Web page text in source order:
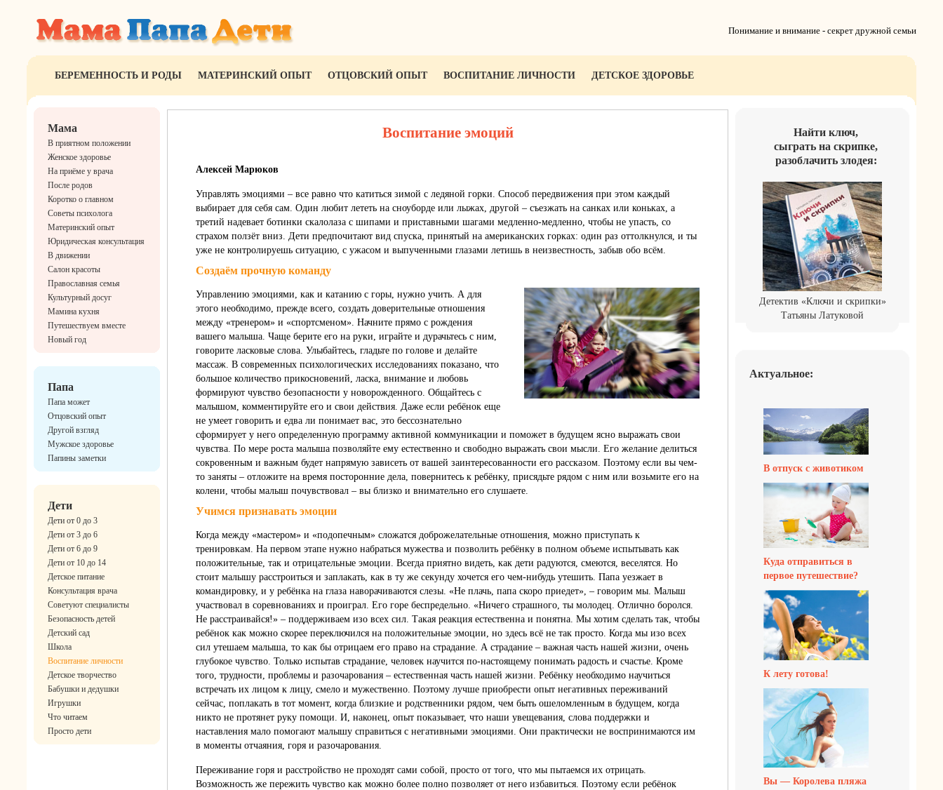
Понимание и внимание - секрет дружной семьи
БЕРЕМЕННОСТЬ И РОДЫ МАТЕРИНСКИЙ ОПЫТ ОТЦОВСКИЙ ОПЫТ ВОСПИТАНИЕ ЛИЧНОСТИ ДЕТСКОЕ ЗДОРОВЬЕ
Мама
В приятном положении
Женское здоровье
На приёме у врача
После родов
Коротко о главном
Советы психолога
Материнский опыт
Юридическая консультация
В движении
Салон красоты
Православная семья
Культурный досуг
Мамина кухня
Путешествуем вместе
Новый год
Папа
Папа может
Отцовский опыт
Другой взгляд
Мужское здоровье
Папины заметки
Дети
Дети от 0 до 3
Дети от 3 до 6
Дети от 6 до 9
Дети от 10 до 14
Детское питание
Консультация врача
Советуют специалисты
Безопасность детей
Детский сад
Школа
Воспитание личности
Детское творчество
Бабушки и дедушки
Игрушки
Что читаем
Просто дети
Воспитание эмоций
Алексей Марюков
Управлять эмоциями – все равно что катиться зимой с ледяной горки. Способ передвижения при этом каждый
выбирает для себя сам. Один любит лететь на сноуборде или лыжах, другой – съезжать на санках или коньках, а
третий надевает ботинки скалолаза с шипами и приставными шагами медленно-медленно, чтобы не упасть, со
страхом ползёт вниз. Дети предпочитают вид спуска, принятый на американских горках: один раз оттолкнулся, и ты
уже не контролируешь ситуацию, с ужасом и выпученными глазами летишь в неизвестность, забыв обо всём.
Создаём прочную команду
Управлению эмоциями, как и катанию с горы, нужно учить. А для
этого необходимо, прежде всего, создать доверительные отношения
между «тренером» и «спортсменом». Начните прямо с рождения
вашего малыша. Чаще берите его на руки, играйте и дурачьтесь с ним,
говорите ласковые слова. Улыбайтесь, гладьте по голове и делайте
массаж. В современных психологических исследованиях показано, что
большое количество прикосновений, ласка, внимание и любовь
формируют чувство безопасности у новорожденного. Общайтесь с
малышом, комментируйте его и свои действия. Даже если ребёнок еще
не умеет говорить и едва ли понимает вас, это бессознательно
сформирует у него определенную программу активной коммуникации и поможет в будущем ясно выражать свои
чувства. По мере роста малыша позволяйте ему естественно и свободно выражать свои мысли. Его желание делиться
сокровенным и важным будет напрямую зависеть от вашей заинтересованности его рассказом. Поэтому если вы чем-
то заняты – отложите на время посторонние дела, повернитесь к ребёнку, присядьте рядом с ним или возьмите его на
колени, чтобы малыш почувствовал – вы близко и внимательно его слушаете.
Учимся признавать эмоции
Когда между «мастером» и «подопечным» сложатся доброжелательные отношения, можно приступать к
тренировкам. На первом этапе нужно набраться мужества и позволить ребёнку в полном объеме испытывать как
положительные, так и отрицательные эмоции. Всегда приятно видеть, как дети радуются, смеются, веселятся. Но
стоит малышу расстроиться и заплакать, как в ту же секунду хочется его чем-нибудь утешить. Папа уезжает в
командировку, и у ребёнка на глаза наворачиваются слезы. «Не плачь, папа скоро приедет», – говорим мы. Малыш
участвовал в соревнованиях и проиграл. Его горе беспредельно. «Ничего страшного, ты молодец. Отлично боролся.
Не расстраивайся!» – поддерживаем изо всех сил. Такая реакция естественна и понятна. Мы хотим сделать так, чтобы
ребёнок как можно скорее переключился на положительные эмоции, но здесь всё не так просто. Когда мы изо всех
сил утешаем малыша, то как бы отрицаем его право на страдание. А страдание – важная часть нашей жизни, очень
глубокое чувство. Только испытав страдание, человек научится по-настоящему понимать радость и счастье. Кроме
того, трудности, проблемы и разочарования – естественная часть нашей жизни. Ребёнку необходимо научиться
встречать их лицом к лицу, смело и мужественно. Поэтому лучше приобрести опыт негативных переживаний
сейчас, поплакать в тот момент, когда близкие и родственники рядом, чем быть ошеломленным в будущем, когда
никто не протянет руку помощи. И, наконец, опыт показывает, что наши увещевания, слова поддержки и
наставления мало помогают малышу справиться с негативными эмоциями. Они практически не воспринимаются им
в моменты отчаяния, горя и разочарования.
Переживание горя и расстройство не проходят сами собой, просто от того, что мы пытаемся их отрицать.
Возможность же пережить чувство как можно более полно позволяет от него избавиться. Поэтому если ребёнок
Найти ключ,
сыграть на скрипке,
разоблачить злодея:
Детектив «Ключи и скрипки»
Татьяны Латуковой
Актуальное:
В отпуск с животиком
Куда отправиться в
первое путешествие?
К лету готова!
Вы — Королева пляжа